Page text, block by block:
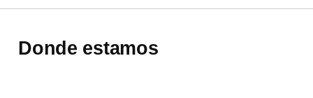
Donde estamos